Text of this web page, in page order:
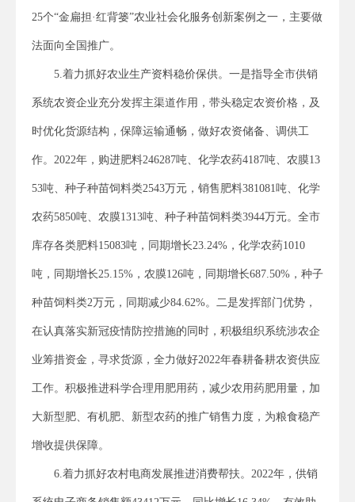
25个“金扁担·红背篓”农业社会化服务创新案例之一，主要做
法面向全国推广。
5.着力抓好农业生产资料稳价保供。一是指导全市供销
系统农资企业充分发挥主渠道作用，带头稳定农资价格，及
时优化货源结构，保障运输通畅，做好农资储备、调供工
作。2022年，购进肥料246287吨、化学农药4187吨、农膜13
53吨、种子种苗饲料类2543万元，销售肥料381081吨、化学
农药5850吨、农膜1313吨、种子种苗饲料类3944万元。全市
库存各类肥料15083吨，同期增长23.24%，化学农药1010
吨，同期增长25.15%，农膜126吨，同期增长687.50%，种子
种苗饲料类2万元，同期减少84.62%。二是发挥部门优势，
在认真落实新冠疫情防控措施的同时，积极组织系统涉农企
业筹措资金，寻求货源，全力做好2022年春耕备耕农资供应
工作。积极推进科学合理用肥用药，减少农用药肥用量，加
大新型肥、有机肥、新型农药的推广销售力度，为粮食稳产
增收提供保障。
6.着力抓好农村电商发展推进消费帮扶。2022年，供销